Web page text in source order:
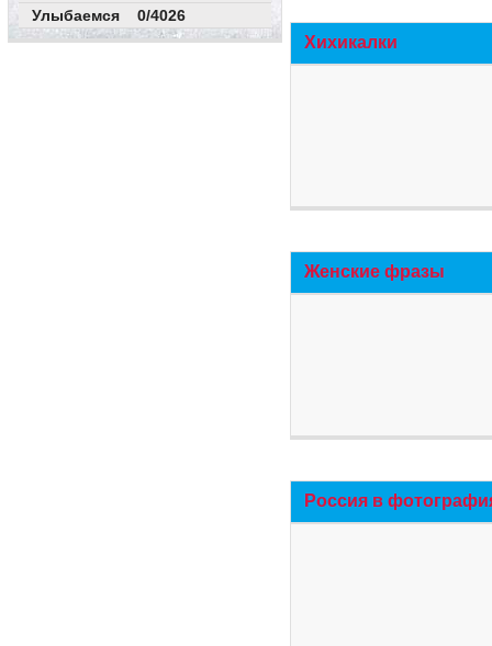
Улыбаемся 0/4026
Хихикалки
Женские фразы
Россия в